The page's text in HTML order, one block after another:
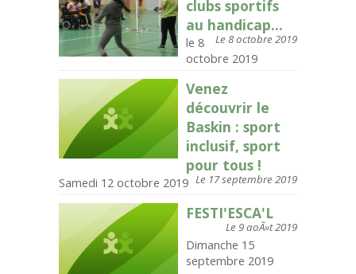
clubs sportifs
au handicap...
Le 8 octobre 2019
le 8
octobre 2019
Venez
découvrir le
Baskin : sport
inclusif, sport
pour tous !
Le 17 septembre 2019
Samedi 12 octobre 2019
FESTI'ESCA'L
Le 9 aoÃ»t 2019
Dimanche 15
septembre 2019